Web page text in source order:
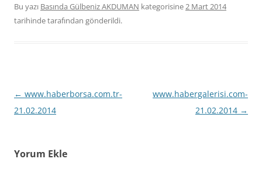
Bu yazı Basında Gülbeniz AKDUMAN kategorisine2 Mart 2014
tarihindetarafından gönderildi.
Yazı
dolaşımı
← www.haberborsa.com.tr-
21.02.2014
www.habergalerisi.com-
21.02.2014 →
Yorum Ekle